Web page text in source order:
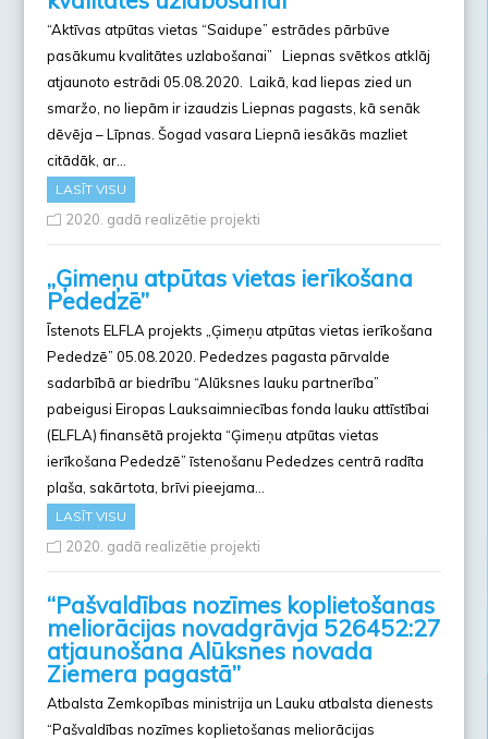
“Aktīvas atpūtas vietas “Saidupe” estrādes pārbūve
pasākumu kvalitātes uzlabošanai” Liepnas svētkos atklāj
atjaunoto estrādi 05.08.2020. Laikā, kad liepas zied un
smaržo, no liepām ir izaudzis Liepnas pagasts, kā senāk
dēvēja – Līpnas. Šogad vasara Liepnā iesākās mazliet
citādāk, ar…
LASĪT VISU
2020. gadā realizētie projekti
„Ģimeņu atpūtas vietas ierīkošana
Pededzē”
Īstenots ELFLA projekts „Ģimeņu atpūtas vietas ierīkošana
Pededzē” 05.08.2020. Pededzes pagasta pārvalde
sadarbībā ar biedrību “Alūksnes lauku partnerība”
pabeigusi Eiropas Lauksaimniecības fonda lauku attīstībai
(ELFLA) finansētā projekta “Ģimeņu atpūtas vietas
ierīkošana Pededzē” īstenošanu Pededzes centrā radīta
plaša, sakārtota, brīvi pieejama…
LASĪT VISU
2020. gadā realizētie projekti
“Pašvaldības nozīmes koplietošanas
meliorācijas novadgrāvja 526452:27
atjaunošana Alūksnes novada
Ziemera pagastā”
Atbalsta Zemkopības ministrija un Lauku atbalsta dienests
“Pašvaldības nozīmes koplietošanas meliorācijas